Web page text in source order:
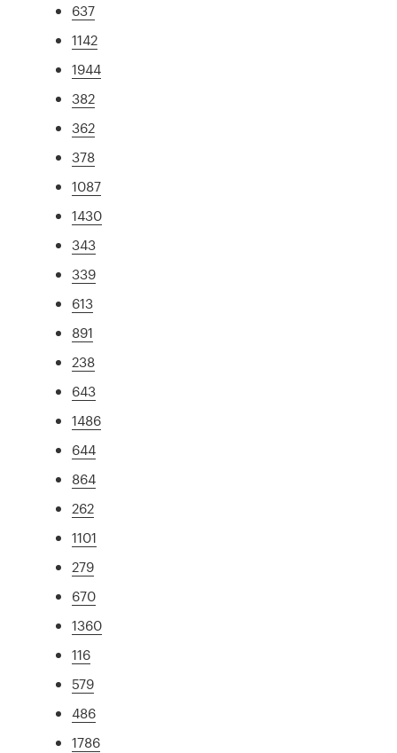
637
1142
1944
382
362
378
1087
1430
343
339
613
891
238
643
1486
644
864
262
1101
279
670
1360
116
579
486
1786